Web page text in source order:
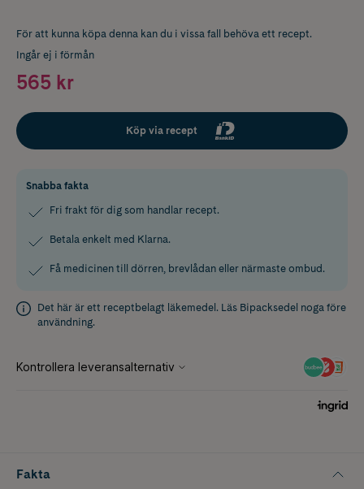
För att kunna köpa denna kan du i vissa fall behöva ett recept.
Ingår ej i förmån
565 kr
Köp via recept
Snabba fakta
Fri frakt för dig som handlar recept.
Betala enkelt med Klarna.
Få medicinen till dörren, brevlådan eller närmaste ombud.
Det här är ett receptbelagt läkemedel. Läs Bipacksedel noga före
användning.
Fakta